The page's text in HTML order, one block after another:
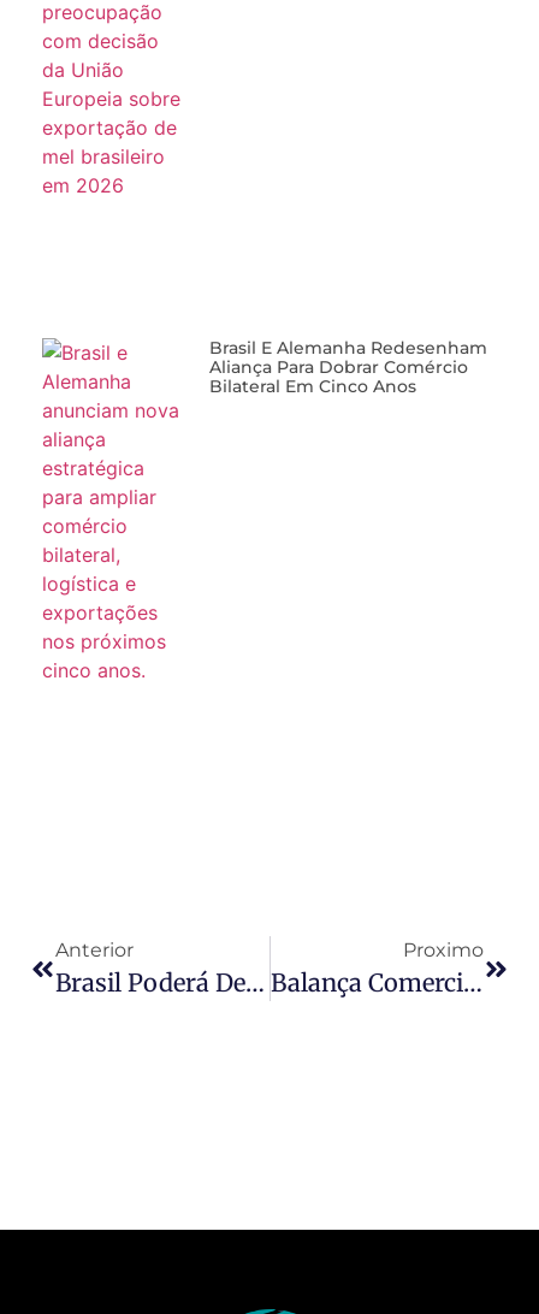
Brasil E Alemanha Redesenham
Aliança Para Dobrar Comércio
Bilateral Em Cinco Anos
Anterior
Brasil Poderá Deixar Até 150 Produtos Fora Da Tarifa Comum Do Mercosul
Proximo
Balança Comercial Tem Menor Superávit Para Junho Em 6 Anos